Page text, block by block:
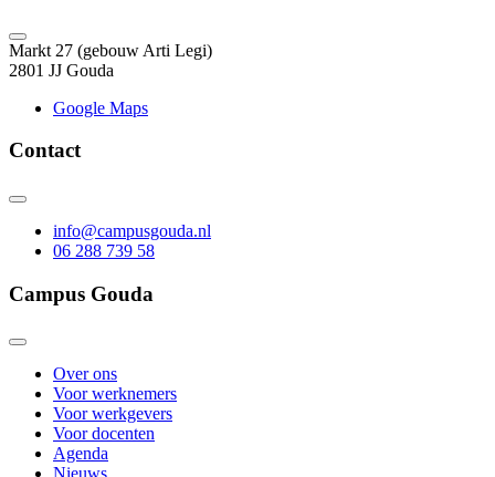
Markt 27 (gebouw Arti Legi)
2801 JJ Gouda
Google Maps
Contact
info@campusgouda.nl
06 288 739 58
Campus Gouda
Over ons
Voor werknemers
Voor werkgevers
Voor docenten
Agenda